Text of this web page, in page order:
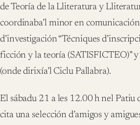
de Teoría de la Lliteratura y
coordinaba’l minor en
d’investigación “Técniques
ficción y la teoría (SATISFICTEO)”
(onde dirixía’l Ciclu Pallabra).
El sábadu 21 a les 12.00 h nel Patiu
cita una selección d’amigos y